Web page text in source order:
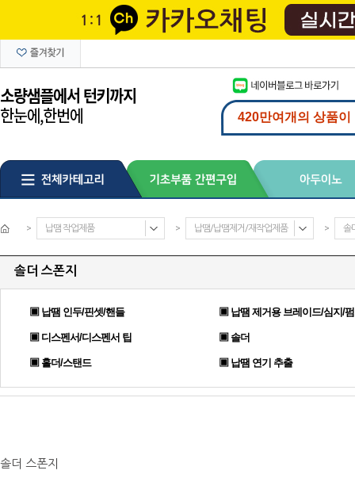
> 납땜 작업제품 > 납땜/납땜제거/재작업제품 > 솔
솔더 스폰지
▣ 납땜 인두/핀셋/핸들 ▣ 납땜 제거용 브레이드/심지/
▣ 디스펜서/디스펜서 팁 ▣ 솔더
▣ 홀더/스탠드 ▣ 납땜 연기 추출
솔더 스폰지